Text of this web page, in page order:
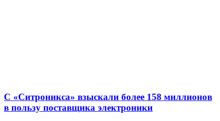
С «Ситроникса» взыскали более 158 миллионов
в пользу поставщика электроники